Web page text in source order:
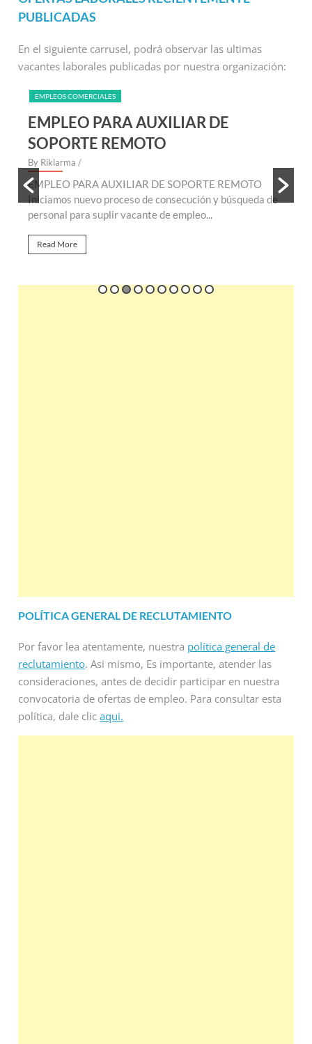
PUBLICADAS
En el siguiente carrusel, podrá observar las ultimas
vacantes laborales publicadas por nuestra organización:
EMPLEOS COMERCIALES
EMPLEO PARA AUXILIAR DE
SOPORTE REMOTO
By Riklarma /
EMPLEO PARA AUXILIAR DE SOPORTE REMOTO
Iniciamos nuevo proceso de consecución y búsqueda de
personal para suplir vacante de empleo...
Read More
POLÍTICA GENERAL DE RECLUTAMIENTO
Por favor lea atentamente, nuestra política general de
reclutamiento. Asi mismo, Es importante, atender las
consideraciones, antes de decidir participar en nuestra
convocatoria de ofertas de empleo. Para consultar esta
política, dale clicaqui.